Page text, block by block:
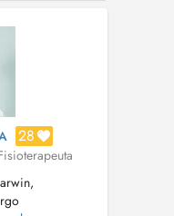
and
for the ...
28